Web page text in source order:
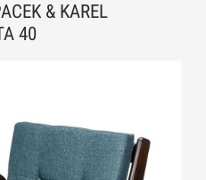
& KAREL
40